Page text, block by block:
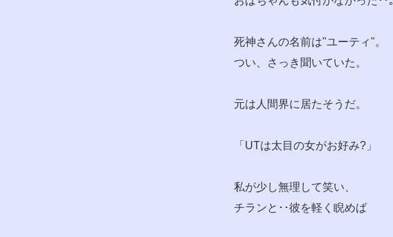
死神さんの名前は"ユーティ"。
つい、さっき聞いていた。
元は人間界に居たそうだ。
「UTは太目の女がお好み?」
私が少し無理して笑い、
チランと･･彼を軽く睨めば